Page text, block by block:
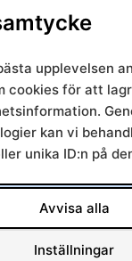
upplevelsen
cookies för att
kan vi
unika ID:n på
Avvisa alla
Inställningar